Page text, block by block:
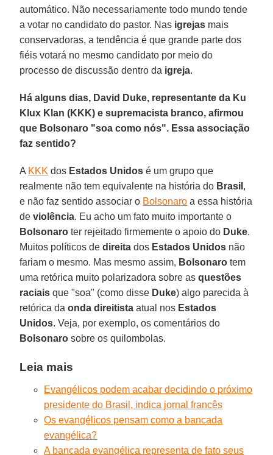
automático. Não necessariamente todo mundo tende
a votar no candidato do pastor. Nas igrejas mais
conservadoras, a tendência é que grande parte dos
fiéis votará no mesmo candidato por meio do
processo de discussão dentro da igreja.
Há alguns dias, David Duke, representante da Ku
Klux Klan (KKK) e supremacista branco, afirmou
que Bolsonaro "soa como nós". Essa associação
faz sentido?
A KKK dos Estados Unidos é um grupo que
realmente não tem equivalente na história do Brasil ,
e não faz sentido associar o Bolsonaro a essa história
deviolência. Eu acho um fato muito importante o
Bolsonaro ter rejeitado firmemente o apoio do Duke.
Muitos políticos dedireita dos Estados Unidos não
fariam o mesmo. Mas mesmo assim, Bolsonaro tem
uma retórica muito polarizadora sobre asquestões
raciais que "soa" (como disse Duke) algo parecida à
retórica daonda direitista atual nos Estados
Unidos. Veja, por exemplo, os comentários do
Bolsonaro sobre os quilombolas.
Leia mais
Evangélicos podem acabar decidindo o próximo
presidente do Brasil, indica jornal francês
Os evangélicos pensam como a bancada
evangélica?
A bancada evangélica representa de fato seus